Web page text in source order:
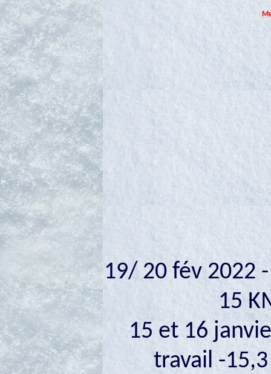
19/ 20 fév 2022
15
15 et 16
travail -